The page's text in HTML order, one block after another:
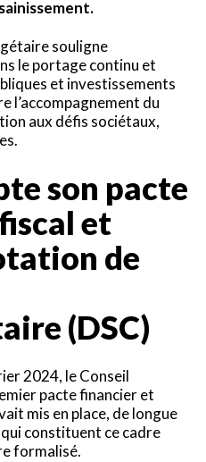
souligne
le portage continu et
et investissements
l’accompagnement du
aux défis sociétaux,
son pacte
et
de
(DSC)
2024, le Conseil
pacte financier et
mis en place, de longue
constituent ce cadre
formalisé.